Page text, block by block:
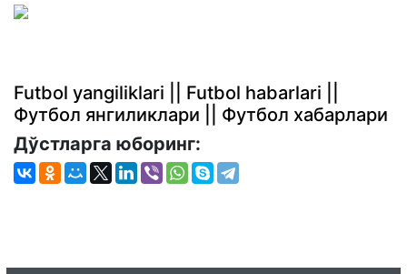
Futbol yangiliklari || Futbol habarlari ||
Футбол янгиликлари || Футбол хабарлари
Дўстларга юборинг: